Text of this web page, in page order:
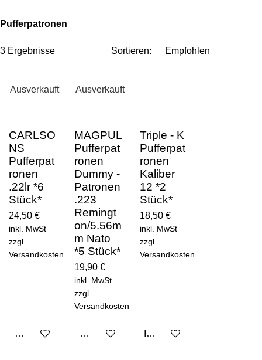
Pufferpatronen
3 Ergebnisse Sortieren:
Ausverkauft
CARLSO
NS
Pufferpat
ronen
.22lr *6
Stück*
24,50 €
inkl. MwSt
zzgl.
Versandkosten
Bei Verfügbarkeit benachrichtigen
Ausverkauft
MAGPUL
Pufferpat
ronen
Dummy -
Patronen
.223
Remingt
on/5.56m
m Nato
*5 Stück*
19,90 €
inkl. MwSt
zzgl.
Versandkosten
Bei Verfügbarkeit benachrichtigen
Triple - K
Pufferpat
ronen
Kaliber
12 *2
Stück*
18,50 €
inkl. MwSt
zzgl.
Versandkosten
In den Warenkorb